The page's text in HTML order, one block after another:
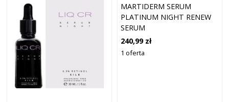
MARTIDERM SERUM
PLATINUM NIGHT RENEW
SERUM
PRZECIWZMARSZCZKOWE
30 ML
240,99 zł
1 oferta